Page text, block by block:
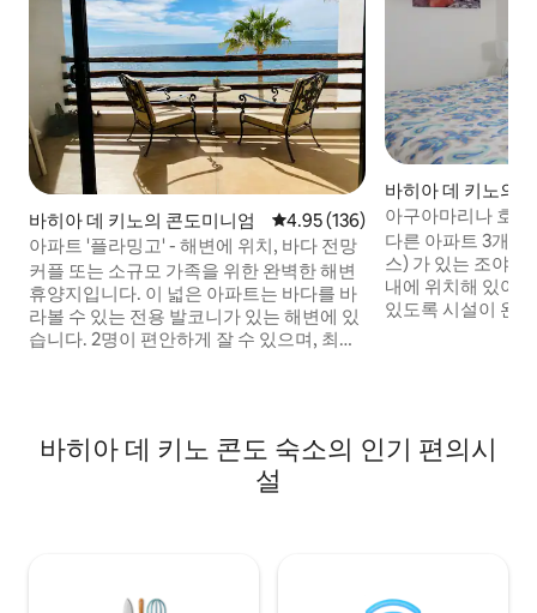
바히아 데 키노의 콘도미니엄 평점 4.95점(5점 만점), 후기 136
4.95 (136)
아파트 '플라밍고' - 해변에 위치, 바다 전망
커플 또는 소규모 가족을 위한 완벽한 해변
휴양지입니다. 이 넓은 아파트는 바다를 바
라볼 수 있는 전용 발코니가 있는 해변에 있
습니다. 2명이 편안하게 잘 수 있으며, 최대
니다. 주의! 이 아파트에는 주방이 없습니
다. 냉장고, 전자레인지, 커피 메이커가 있
바히아 데 키노의
아구아마리나 호
에보 아파트먼트
다른 아파트 3개 (
스) 가 있는 조야스
내에 위치해 있어
있도록 시설이 완
건조대 - 인터넷 - 바베큐가 가능한 테라스 -
주차
바히아 데 키노 콘도 숙소의 인기 편의시
설